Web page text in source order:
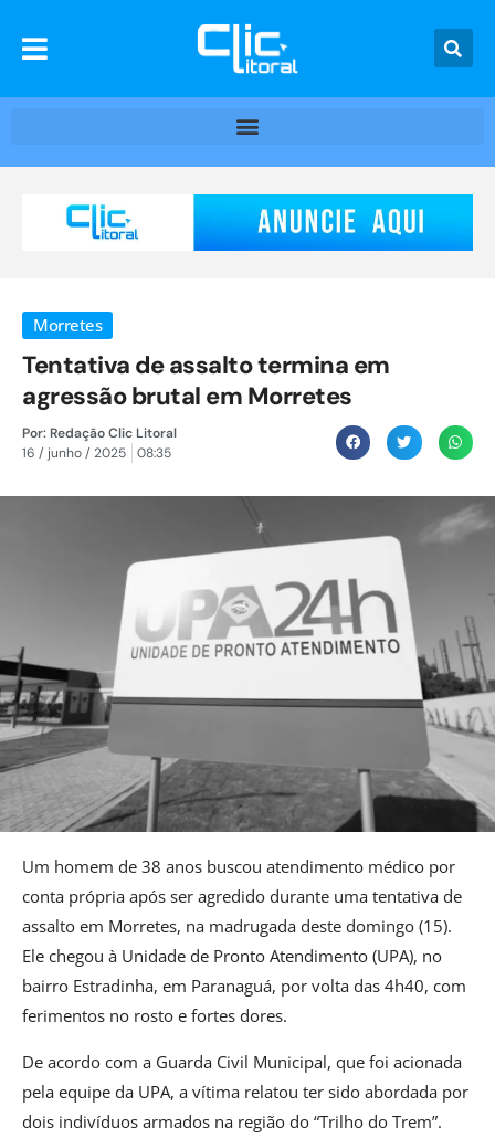
Morretes
Tentativa de assalto termina em
agressão brutal em Morretes
Por:Redação Clic Litoral
16 / junho / 2025
08:35
Um homem de 38 anos buscou atendimento médico por
conta própria após ser agredido durante uma tentativa de
assalto em Morretes, na madrugada deste domingo (15).
Ele chegou à Unidade de Pronto Atendimento (UPA), no
bairro Estradinha, em Paranaguá, por volta das 4h40, com
ferimentos no rosto e fortes dores.
De acordo com a Guarda Civil Municipal, que foi acionada
pela equipe da UPA, a vítima relatou ter sido abordada por
dois indivíduos armados na região do “Trilho do Trem”.